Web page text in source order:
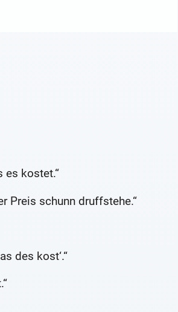
es kostet.“
Preis schunn druffstehe.“
des kost‘.“